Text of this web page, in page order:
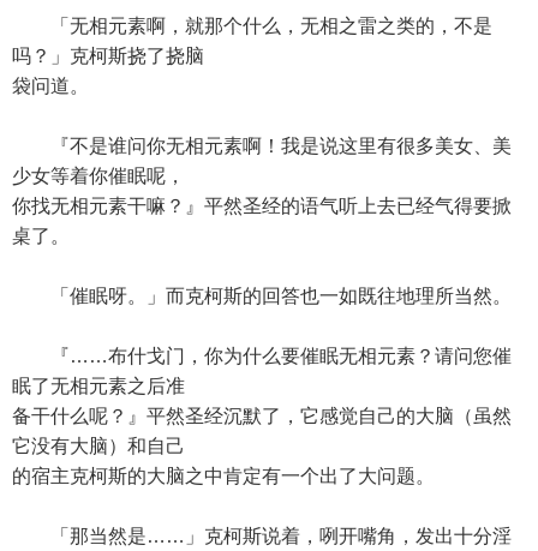
「无相元素啊，就那个什么，无相之雷之类的，不是
吗？」克柯斯挠了挠脑
袋问道。
『不是谁问你无相元素啊！我是说这里有很多美女、美
少女等着你催眠呢，
你找无相元素干嘛？』平然圣经的语气听上去已经气得要掀
桌了。
「催眠呀。」而克柯斯的回答也一如既往地理所当然。
『……布什戈门，你为什么要催眠无相元素？请问您催
眠了无相元素之后准
备干什么呢？』平然圣经沉默了，它感觉自己的大脑（虽然
它没有大脑）和自己
的宿主克柯斯的大脑之中肯定有一个出了大问题。
「那当然是……」克柯斯说着，咧开嘴角，发出十分淫